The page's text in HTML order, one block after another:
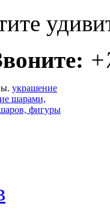
украшение
шарами,
фигуры